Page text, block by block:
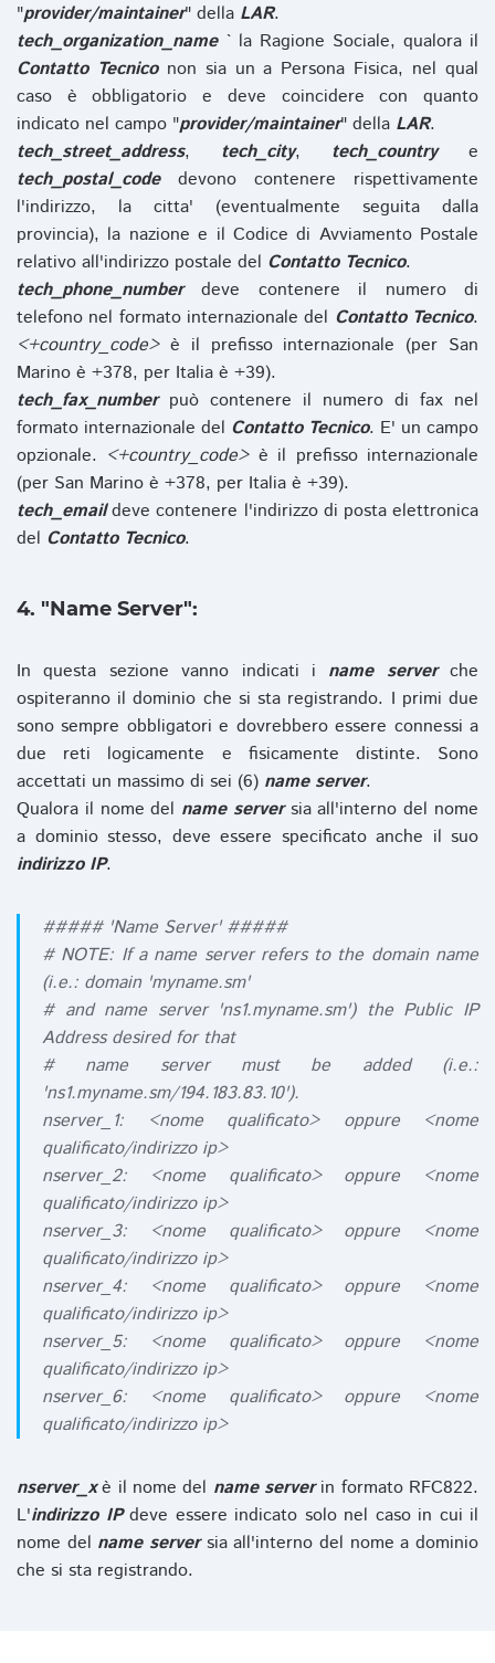
"provider/maintainer" della LAR.
tech_organization_name` la Ragione Sociale, qualora il
Contatto Tecniconon sia un a Persona Fisica, nel qual
caso è obbligatorio e deve coincidere con quanto
indicato nel campo "provider/maintainer" della LAR.
tech_street_address, tech_city, tech_countrye
tech_postal_codedevono contenere rispettivamente
l'indirizzo, la citta' (eventualmente seguita dalla
provincia), la nazione e il Codice di Avviamento Postale
relativo all'indirizzo postale del Contatto Tecnico.
tech_phone_numberdeve contenere il numero di
telefono nel formato internazionale del Contatto Tecnico.
<+country_code>è il prefisso internazionale (per San
Marino è +378, per Italia è +39).
tech_fax_numberpuò contenere il numero di fax nel
formato internazionale del Contatto Tecnico. E' un campo
opzionale. <+country_code>è il prefisso internazionale
(per San Marino è +378, per Italia è +39).
tech_emaildeve contenere l'indirizzo di posta elettronica
del Contatto Tecnico.
4. "Name Server":
In questa sezione vanno indicati i name serverche
ospiteranno il dominio che si sta registrando. I primi due
sono sempre obbligatori e dovrebbero essere connessi a
due reti logicamente e fisicamente distinte. Sono
accettati un massimo di sei (6) name server.
Qualora il nome del name serversia all'interno del nome
a dominio stesso, deve essere specificato anche il suo
indirizzo IP.
##### 'Name Server' #####
# NOTE: If a name server refers to the domain name
(i.e.: domain 'myname.sm'
# and name server 'ns1.myname.sm') the Public IP
Address desired for that
# name server must be added (i.e.:
'ns1.myname.sm/194.183.83.10').
nserver_1: <nome qualificato> oppure <nome
qualificato/indirizzo ip>
nserver_2: <nome qualificato> oppure <nome
qualificato/indirizzo ip>
nserver_3: <nome qualificato> oppure <nome
qualificato/indirizzo ip>
nserver_4: <nome qualificato> oppure <nome
qualificato/indirizzo ip>
nserver_5: <nome qualificato> oppure <nome
qualificato/indirizzo ip>
nserver_6: <nome qualificato> oppure <nome
qualificato/indirizzo ip>
nserver_xè il nome del name serverin formato RFC822.
L'indirizzo IPdeve essere indicato solo nel caso in cui il
nome del name serversia all'interno del nome a dominio
che si sta registrando.